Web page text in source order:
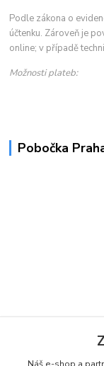
Podle zákona o
účtenku. Zároveň je
online; v případě
Možnosti plateb:
Pobočka